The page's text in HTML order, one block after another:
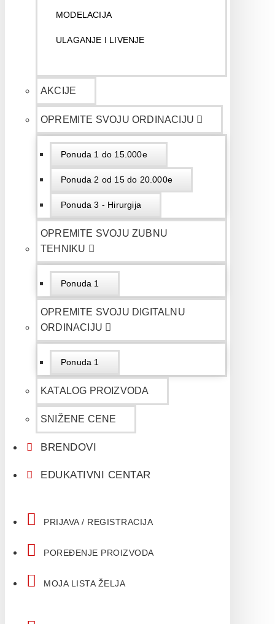
MODELACIJA
ULAGANJE I LIVENJE
AKCIJE
OPREMITE SVOJU ORDINACIJU
Ponuda 1 do 15.000e
Ponuda 2 od 15 do 20.000e
Ponuda 3 - Hirurgija
OPREMITE SVOJU ZUBNU
TEHNIKU
Ponuda 1
OPREMITE SVOJU DIGITALNU
ORDINACIJU
Ponuda 1
KATALOG PROIZVODA
SNIŽENE CENE
BRENDOVI
EDUKATIVNI CENTAR
PRIJAVA / REGISTRACIJA
POREĐENJE PROIZVODA
MOJA LISTA ŽELJA